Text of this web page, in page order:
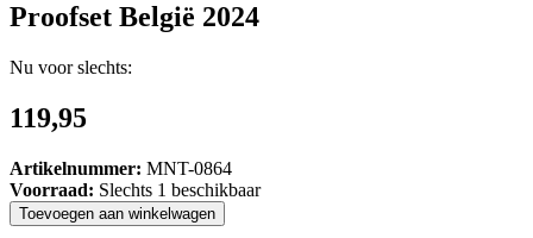
Proofset België 2024
Nu voor slechts:
119,95
Artikelnummer: MNT-0864
Voorraad: Slechts 1 beschikbaar
Toevoegen aan winkelwagen